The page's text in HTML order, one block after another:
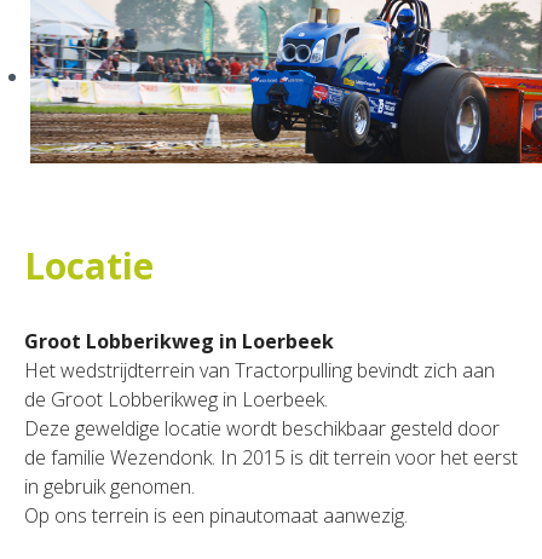
Locatie
Groot Lobberikweg in Loerbeek
Het wedstrijdterrein van Tractorpulling bevindt zich aan
de Groot Lobberikweg in Loerbeek.
Deze geweldige locatie wordt beschikbaar gesteld door
de familie Wezendonk. In 2015 is dit terrein voor het eerst
in gebruik genomen.
Op ons terrein is een pinautomaat aanwezig.